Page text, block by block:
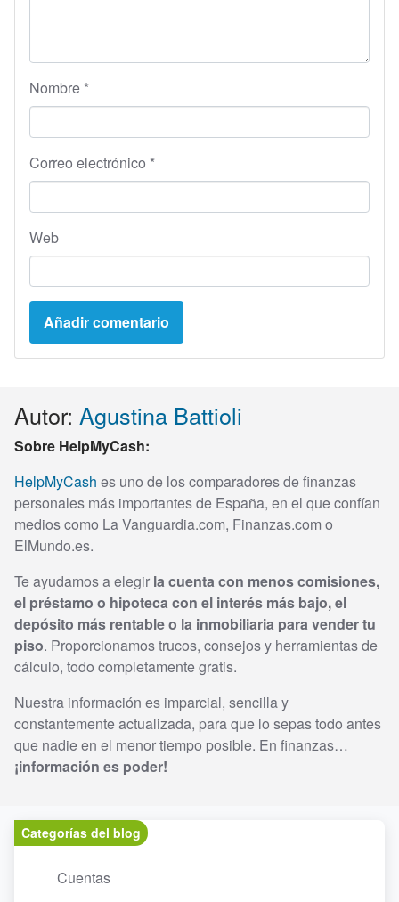
Nombre *
Correo electrónico *
Web
Autor: Agustina Battioli
Sobre HelpMyCash:
HelpMyCash es uno de los comparadores de finanzas
personales más importantes de España, en el que confían
medios como La Vanguardia.com, Finanzas.com o
ElMundo.es.
Te ayudamos a elegir la cuenta con menos comisiones,
el préstamo o hipoteca con el interés más bajo, el
depósito más rentable o la inmobiliaria para vender tu
piso. Proporcionamos trucos, consejos y herramientas de
cálculo, todo completamente gratis.
Nuestra información es imparcial, sencilla y
constantemente actualizada, para que lo sepas todo antes
que nadie en el menor tiempo posible. En finanzas…
¡información es poder!
Categorías del blog
Cuentas